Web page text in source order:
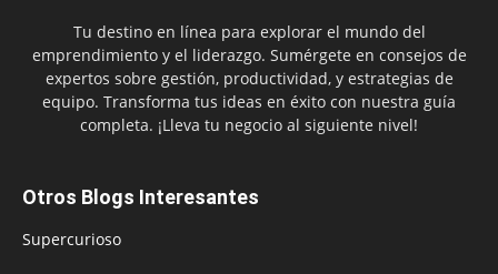
Tu destino en línea para explorar el mundo del
emprendimiento y el liderazgo. Sumérgete en consejos de
expertos sobre gestión, productividad, y estrategias de
equipo. Transforma tus ideas en éxito con nuestra guía
completa. ¡Lleva tu negocio al siguiente nivel!
Otros Blogs Interesantes
Supercurioso